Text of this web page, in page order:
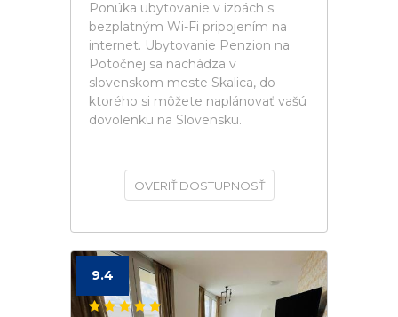
Ponúka ubytovanie v izbách s
bezplatným Wi-Fi pripojením na
internet. Ubytovanie Penzion na
Potočnej sa nachádza v
slovenskom meste Skalica, do
ktorého si môžete naplánovať vašú
dovolenku na Slovensku.
OVERIŤ DOSTUPNOSŤ
9.4